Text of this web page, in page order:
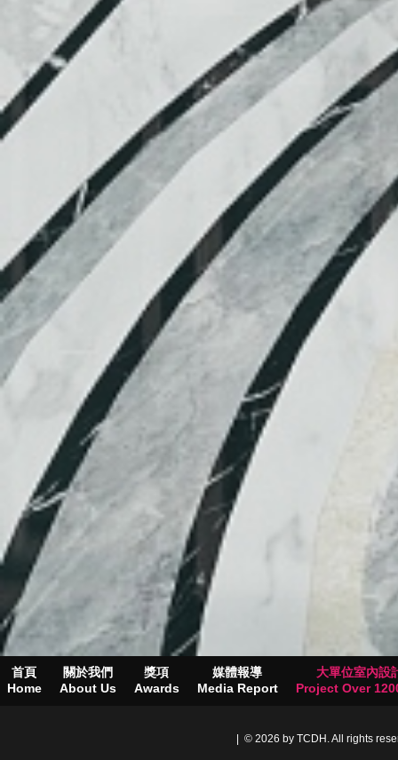
首頁
Home
關於我們
About Us
獎項
Awards
媒體報導
Media Report
大單位室內設
Project Over
| © 2026 by TCDH. All rights